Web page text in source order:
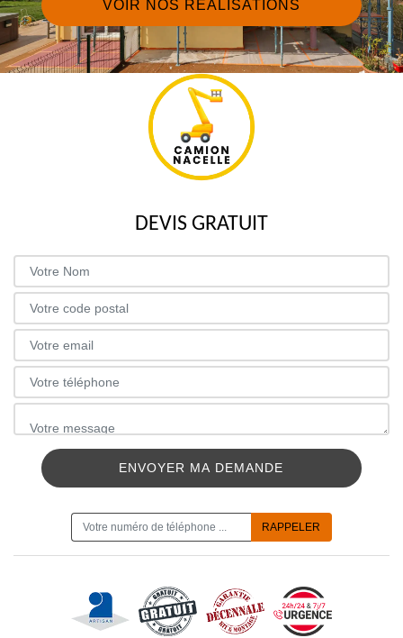
VOIR NOS RÉALISATIONS
DEVIS GRATUIT